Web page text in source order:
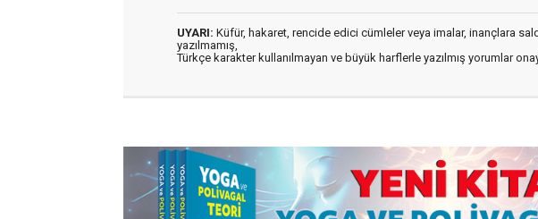
UYARI: Küfür, hakaret, rencide edici cümleler veya imalar, inançlara
yazılmamış,
Türkçe karakter kullanılmayan ve büyük harflerle yazılmış yorumlar